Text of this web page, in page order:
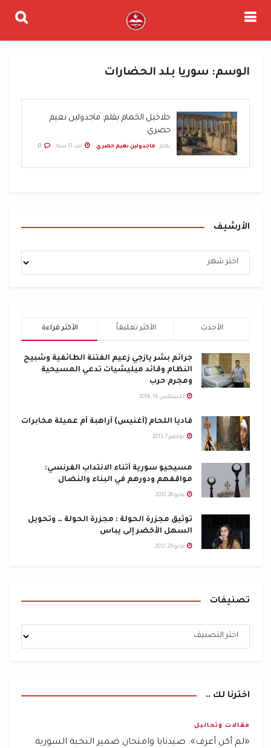
الوسم: سوريا بلد الحضارات
خلاخيل الحَمام بقلم: ماجدولين نعيم
حصري
بقلم . ماجدولين نعيم حصري منذ 11 سنة
الأرشيف
الأكثر قراءة الأكثر تعليقاً الأحدث
جرائم بشر يازجي زعيم الفتنة الطائفية وشبيح
النظام وقائد ميليشيات تدعي المسيحية
ومجرم حرب
أغسطس 14, 2014
فاديا اللحام (أغنيس) أراهبة أم عميلة مخابرات
نوفمبر 7, 2013
مسيحيو سورية أثناء الانتداب الفرنسي:
مواقفهم ودورهم في البناء والنضال
مايو 26, 2012
توثيق مجزرة الحولة : مجزرة الحولة … وتحويل
السهل الأخضر إلى يباس
مايو 29, 2012
تصنيفات
اخترنا لك ..
مقالات وتحاليل
«لم أكن أعرف»: صيدنايا وامتحان ضمير النخبة السورية